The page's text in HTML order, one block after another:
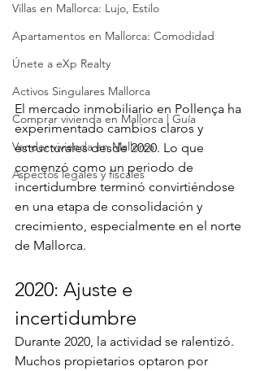
Villas en Mallorca: Lujo, Estilo
Apartamentos en Mallorca: Comodidad
Únete a eXp Realty
Activos Singulares Mallorca
Comprar vivienda en Mallorca | Guía
Vender vivienda en Mallorca
Aspectos legales y fiscales
El mercado inmobiliario en Pollença ha
experimentado cambios claros y
estructurales desde 2020. Lo que
comenzó como un periodo de
incertidumbre terminó convirtiéndose
en una etapa de consolidación y
crecimiento, especialmente en el norte
de Mallorca.
2020: Ajuste e
incertidumbre
Durante 2020, la actividad se ralentizó.
Muchos propietarios optaron por